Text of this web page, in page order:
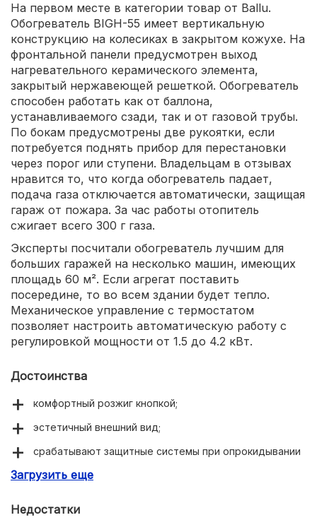
На первом месте в категории товар от Ballu.
Обогреватель BIGH-55 имеет вертикальную
конструкцию на колесиках в закрытом кожухе. На
фронтальной панели предусмотрен выход
нагревательного керамического элемента,
закрытый нержавеющей решеткой. Обогреватель
способен работать как от баллона,
устанавливаемого сзади, так и от газовой трубы.
По бокам предусмотрены две рукоятки, если
потребуется поднять прибор для перестановки
через порог или ступени. Владельцам в отзывах
нравится то, что когда обогреватель падает,
подача газа отключается автоматически, защищая
гараж от пожара. За час работы отопитель
сжигает всего 300 г газа.
Эксперты посчитали обогреватель лучшим для
больших гаражей на несколько машин, имеющих
площадь 60 м². Если агрегат поставить
посередине, то во всем здании будет тепло.
Механическое управление с термостатом
позволяет настроить автоматическую работу с
регулировкой мощности от 1.5 до 4.2 кВт.
Достоинства
комфортный розжиг кнопкой;
эстетичный внешний вид;
срабатывают защитные системы при опрокидывании
Загрузить еще
Недостатки